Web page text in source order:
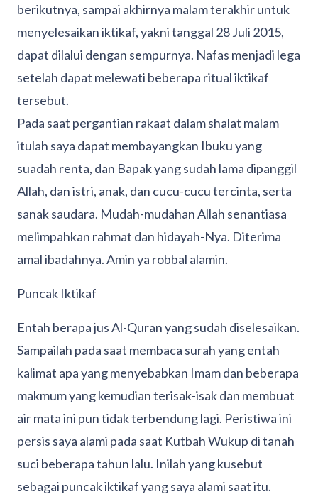
berikutnya, sampai akhirnya malam terakhir untuk
menyelesaikan iktikaf, yakni tanggal 28 Juli 2015,
dapat dilalui dengan sempurnya. Nafas menjadi lega
setelah dapat melewati beberapa ritual iktikaf
tersebut.
Pada saat pergantian rakaat dalam shalat malam
itulah saya dapat membayangkan Ibuku yang
suadah renta, dan Bapak yang sudah lama dipanggil
Allah, dan istri, anak, dan cucu-cucu tercinta, serta
sanak saudara. Mudah-mudahan Allah senantiasa
melimpahkan rahmat dan hidayah-Nya. Diterima
amal ibadahnya. Amin ya robbal alamin.
Puncak Iktikaf
Entah berapa jus Al-Quran yang sudah diselesaikan.
Sampailah pada saat membaca surah yang entah
kalimat apa yang menyebabkan Imam dan beberapa
makmum yang kemudian terisak-isak dan membuat
air mata ini pun tidak terbendung lagi. Peristiwa ini
persis saya alami pada saat Kutbah Wukup di tanah
suci beberapa tahun lalu. Inilah yang kusebut
sebagai puncak iktikaf yang saya alami saat itu.